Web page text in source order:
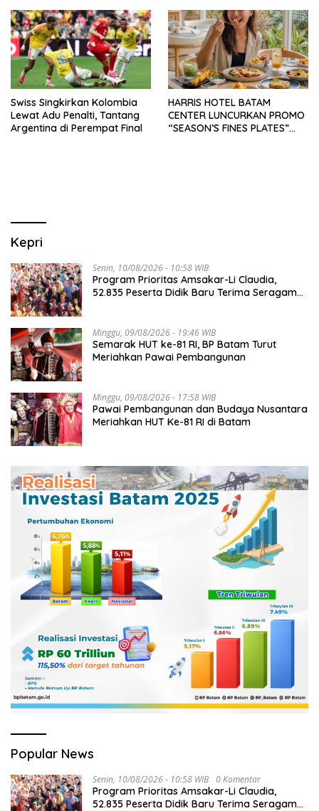
Swiss Singkirkan Kolombia
Lewat Adu Penalti, Tantang
Argentina di Perempat Final
HARRIS HOTEL BATAM
CENTER LUNCURKAN PROMO
“SEASON’S FINES PLATES”
Kepri
Senin, 10/08/2026 - 10:58 WIB
Program Prioritas Amsakar-Li Claudia,
52.835 Peserta Didik Baru Terima Seragam
Minggu, 09/08/2026 - 19:46 WIB
Semarak HUT ke-81 RI, BP Batam Turut
Meriahkan Pawai Pembangunan
Minggu, 09/08/2026 - 17:58 WIB
Pawai Pembangunan dan Budaya Nusantara
Meriahkan HUT Ke-81 RI di Batam
Popular News
Senin, 10/08/2026 - 10:58 WIB 0 Komentar
Program Prioritas Amsakar-Li Claudia,
52.835 Peserta Didik Baru Terima Seragam